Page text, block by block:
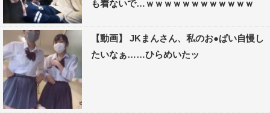
も着ないで…ｗｗｗｗｗｗｗｗｗｗｗｗ
【動画】 JKまんさん、私のお●ぱい自慢し
たいなぁ……ひらめいたッ